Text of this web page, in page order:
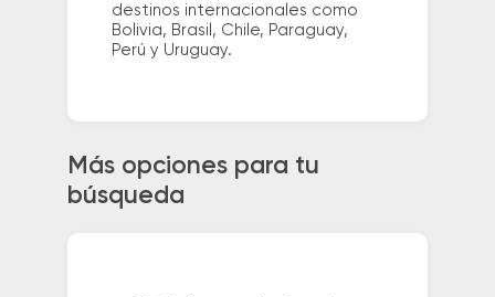
destinos internacionales como
Bolivia, Brasil, Chile, Paraguay,
Perú y Uruguay.
Más opciones para tu
búsqueda